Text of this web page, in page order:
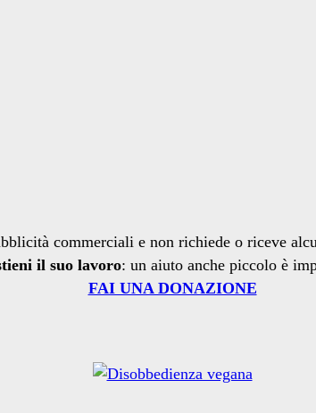
commerciali e non richiede o riceve
il suo lavoro: un aiuto anche piccolo è
FAI UNA DONAZIONE